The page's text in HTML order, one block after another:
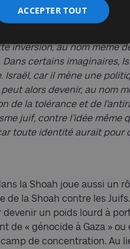
les Juifs en tant que
à certains. Cette volonté
tirer de la Shoah auraient
inversion, au nom même
Dans certains imaginaires,
Israël, car il mène une
alors devenir, au nom
de la tolérance et de
juif, contre l’idée même
toute identité aurait pour
la Shoah joue aussi un
la Shoah contre les
un poids lourd à
de « génocide à Gaza » ou
de concentration. Au
ACCEPTER TOUT